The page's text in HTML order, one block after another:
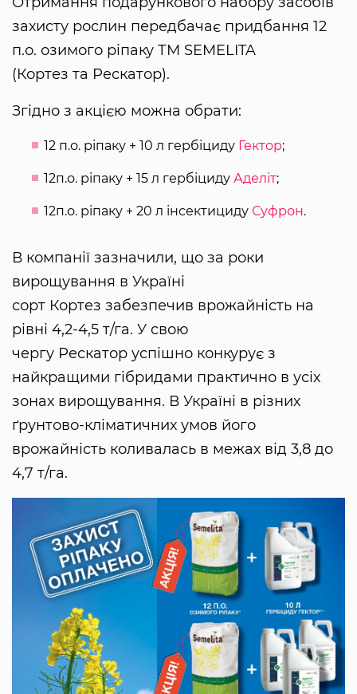
захисту рослин передбачає придбання 12
п.о. озимого ріпаку ТМ SEMELITA
(Кортез та Рескатор).
Згідно з акцією можна обрати:
12 п.о. ріпаку + 10 л гербіциду Гектор;
12п.о. ріпаку + 15 л гербіциду Аделіт;
12п.о. ріпаку + 20 л інсектициду Суфрон.
В компанії зазначили, що за роки
вирощування в Україні
сорт Кортез забезпечив врожайність на
рівні 4,2-4,5 т/га. У свою
чергу Рескатор успішно конкурує з
найкращими гібридами практично в усіх
зонах вирощування. В Україні в різних
ґрунтово-кліматичних умов його
врожайність коливалась в межах від 3,8 до
4,7 т/га.